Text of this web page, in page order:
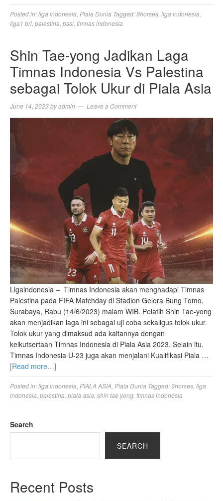
Posted in:liga indonesia Piala Dunia Tagged:9horses liga indonesia
liga1 bri palestina pssi timnas indonesia
Shin Tae-yong Jadikan Laga
Timnas Indonesia Vs Palestina
sebagai Tolok Ukur di Piala Asia
June 14, 2023byadmin Leave a Comment
Ligaindonesia – Timnas Indonesia akan menghadapi Timnas
Palestina pada FIFA Matchday di Stadion Gelora Bung Tomo,
Surabaya, Rabu (14/6/2023) malam WIB. Pelatih Shin Tae-yong
akan menjadikan laga ini sebagai uji coba sekaligus tolok ukur.
Tolok ukur yang dimaksud ada kaitannya dengan
keikutsertaan Timnas Indonesia di Piala Asia 2023. Selain itu,
Timnas Indonesia U-23 juga akan menjalani Kualifikasi Piala …
[Read more…]
Posted in:liga indonesia PIALA ASIA Piala Dunia Tagged:9horses liga
indonesia palestina piala asia shin tae yong timnas indonesia
Search
SEARCH
Recent Posts